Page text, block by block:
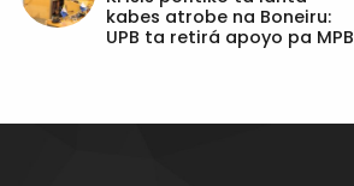
kabes atrobe na Boneiru:
UPB ta retirá apoyo pa MPB